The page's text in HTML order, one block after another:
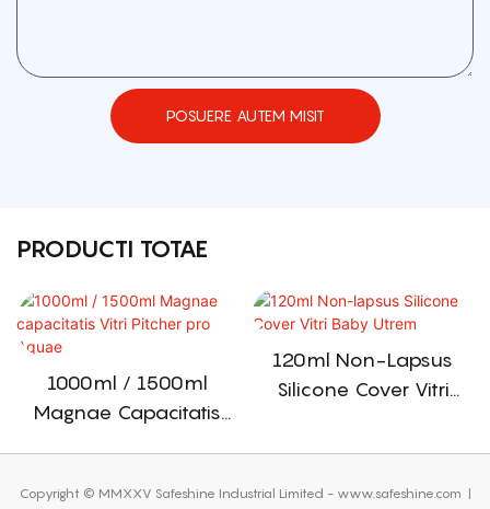
POSUERE AUTEM MISIT
PRODUCTI TOTAE
1000ml / 1500ml
Magnae Capacitatis
120ml Non-Lapsus
Silicone Cover Vitri
Copyright © MMXXV Safeshine Industrial Limited - www.safeshine.com |